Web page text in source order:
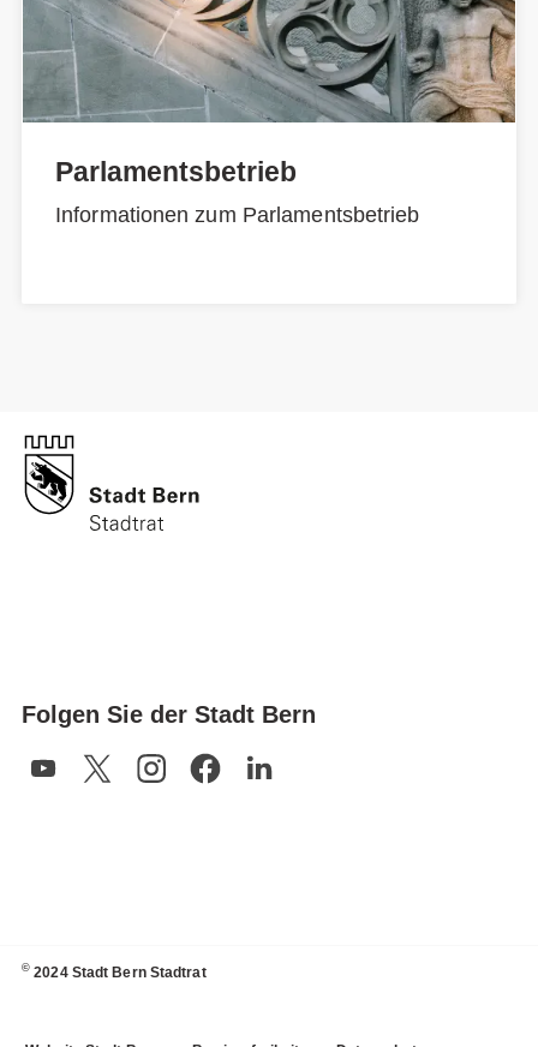
Parlamentsbetrieb
Informationen zum Parlamentsbetrieb
Folgen Sie der Stadt Bern
© 2024 Stadt Bern Stadtrat